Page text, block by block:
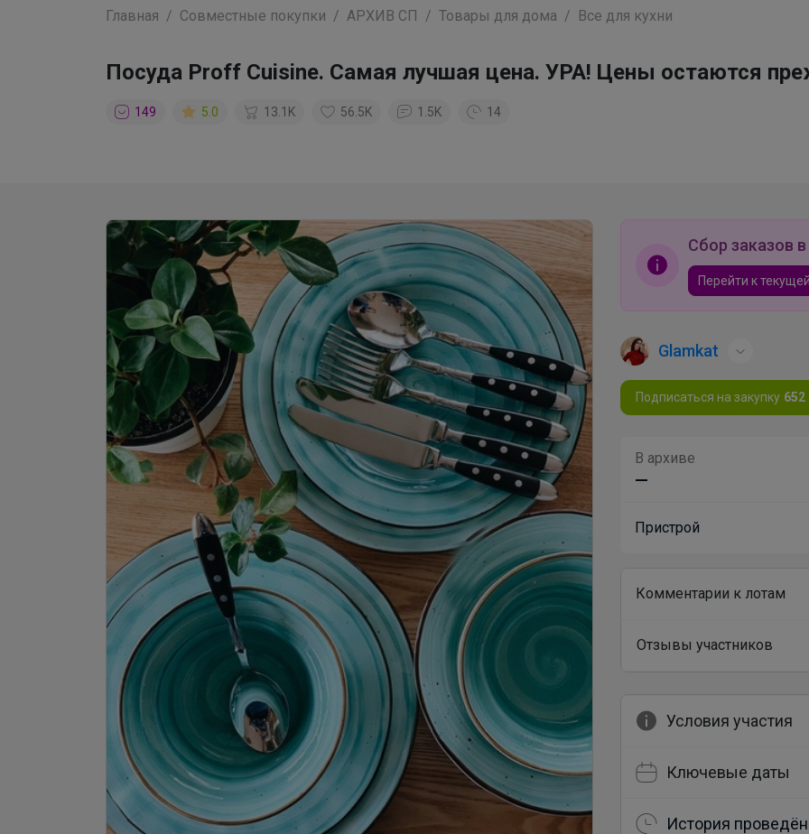
Главная Совместные покупки АРХИВ СП Товары для дома Все для кухни
Посуда Proff Cuisine. Самая лучшая цена. УРА! Цены остаются
149 5.0 13.1K 56.5K 1.5K 14
Сбор заказов
Перейти к
Glamkat
Подписаться на закупку 652
В архиве
—
Пристрой
Комментарии к лотам
Отзывы участников
Условия участия
Ключевые даты
История